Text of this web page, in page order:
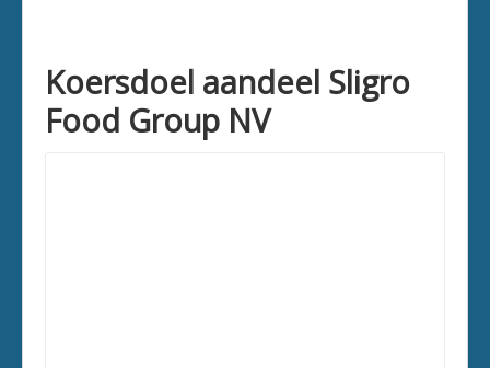
Koersdoel aandeel Sligro
Food Group NV